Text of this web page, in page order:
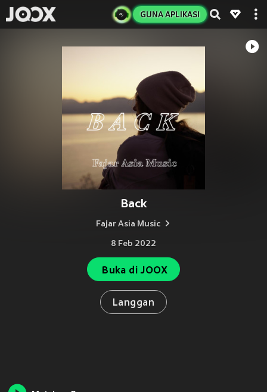
GUNA APLIKASI
Back
Fajar Asia Music
8 Feb 2022
Buka di JOOX
Langgan